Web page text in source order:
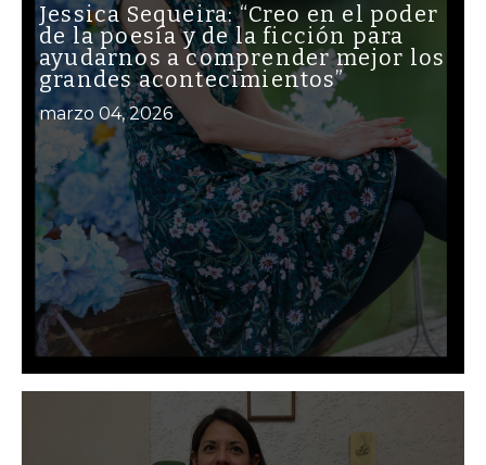
Jessica Sequeira: “Creo en el poder
de la poesía y de la ficción para
ayudarnos a comprender mejor los
grandes acontecimientos”
marzo 04, 2026